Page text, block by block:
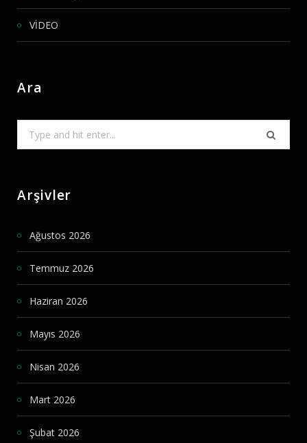
VİDEO
Ara
for:
Arşivler
Ağustos 2026
Temmuz 2026
Haziran 2026
Mayıs 2026
Nisan 2026
Mart 2026
Şubat 2026